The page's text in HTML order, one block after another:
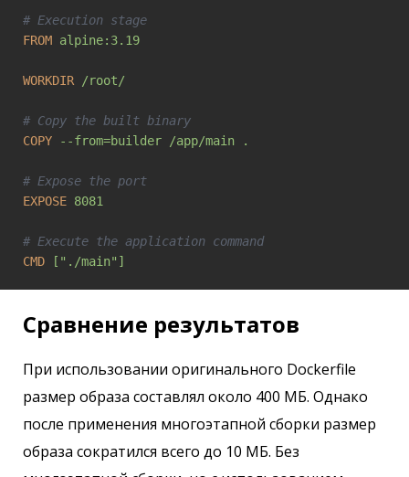
# Execution stage
FROM alpine:3.19
WORKDIR /root/
# Copy the built binary
COPY
--from=builder /app/main .
# Expose the port
EXPOSE 8081
# Execute the application command
CMD
["./main"]
Сравнение результатов
При использовании оригинального Dockerfile
размер образа составлял около 400 МБ. Однако
после применения многоэтапной сборки размер
образа сократился всего до 10 МБ. Без